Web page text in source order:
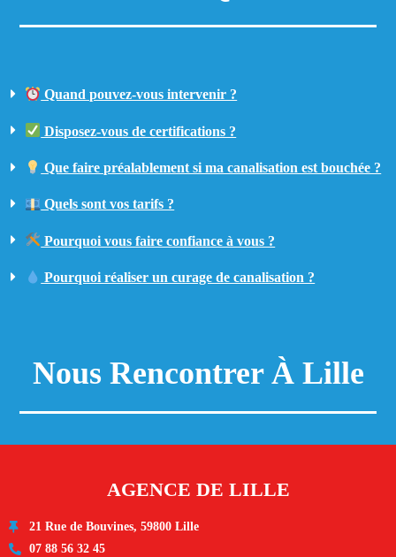
Quand pouvez-vous intervenir ?
Disposez-vous de certifications ?
Que faire préalablement si ma canalisation est bouchée ?
Quels sont vos tarifs ?
Pourquoi vous faire confiance à vous ?
Pourquoi réaliser un curage de canalisation ?
Nous Rencontrer À Lille
AGENCE DE LILLE
21 Rue de Bouvines, 59800 Lille
07 88 56 32 45